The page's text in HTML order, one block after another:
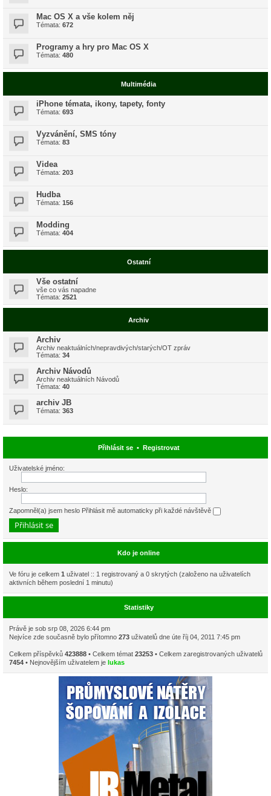
Mac OS X a vše kolem něj
Témata: 672
Programy a hry pro Mac OS X
Témata: 480
Multimédia
iPhone témata, ikony, tapety, fonty
Témata: 693
Vyzvánění, SMS tóny
Témata: 83
Videa
Témata: 203
Hudba
Témata: 156
Modding
Témata: 404
Ostatní
Vše ostatní
vše co vás napadne
Témata: 2521
Archiv
Archiv
Archiv neaktuálních/nepravdivých/starých/OT zpráv
Témata: 34
Archiv Návodů
Archiv neaktuálních Návodů
Témata: 40
archiv JB
Témata: 363
Přihlásit se• Registrovat
Uživatelské jméno:
Heslo:
Zapomněl(a) jsem heslo Přihlásit mě automaticky při každé návštěvě
Kdo je online
Ve fóru je celkem 1 uživatel :: 1 registrovaný a 0 skrytých (založeno na uživatelích
aktivních během poslední 1 minutu)
Statistiky
Právě je sob srp 08, 2026 6:44 pm
Nejvíce zde současně bylo přítomno 273 uživatelů dne úte říj 04, 2011 7:45 pm
Celkem příspěvků 423888 • Celkem témat 23253 • Celkem zaregistrovaných uživatelů
7454 • Nejnovějším uživatelem je lukas